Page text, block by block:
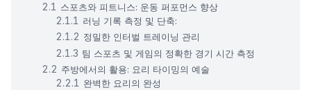
스포츠와 피트니스: 운동 퍼포먼스 향상
러닝 기록 측정 및 단축:
정밀한 인터벌 트레이닝 관리
팀 스포츠 및 게임의 정확한 경기 시간 측정
주방에서의 활용: 요리 타이밍의 예술
완벽한 요리의 완성